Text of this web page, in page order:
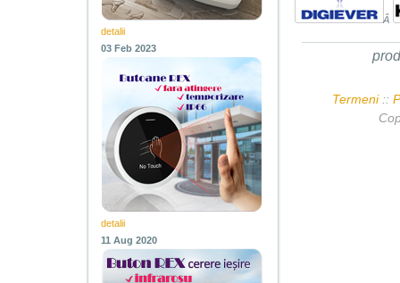
detalii
03 Feb 2023
detalii
11 Aug 2020
Â
Termeni::